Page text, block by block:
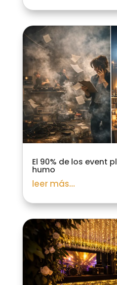
El 90% de los event
humo
leer más...